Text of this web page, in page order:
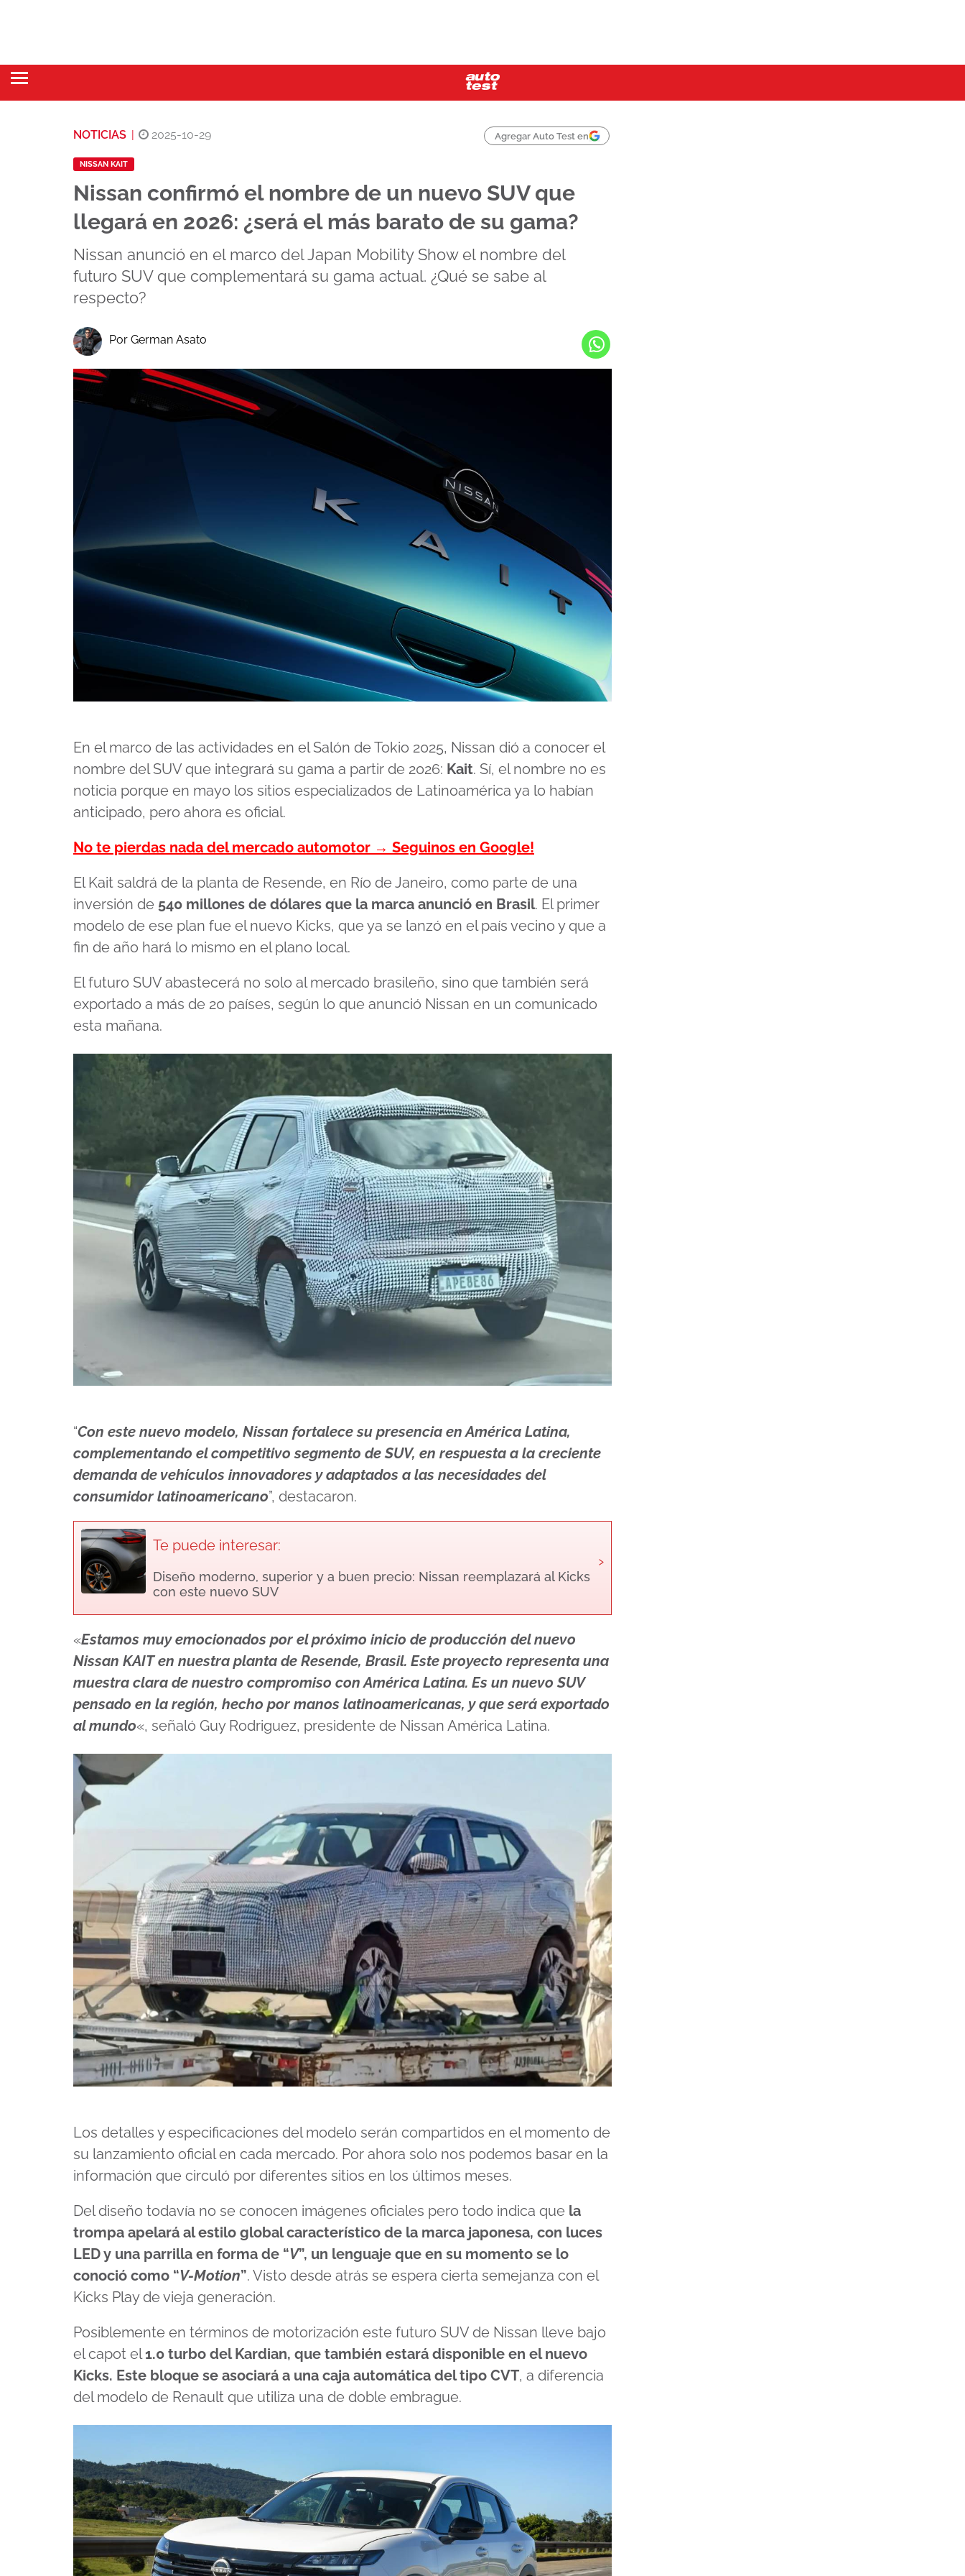
NOTICIAS 2025-10-29 Agregar Auto Test en
NISSAN KAIT
Nissan confirmó el nombre de un nuevo SUV que
llegará en 2026: ¿será el más barato de su gama?
Nissan anunció en el marco del Japan Mobility Show el nombre del
futuro SUV que complementará su gama actual. ¿Qué se sabe al
respecto?
Por German Asato
En el marco de las actividades en el Salón de Tokio 2025, Nissan dió a conocer el
nombre del SUV que integrará su gama a partir de 2026: Kait. Sí, el nombre no es
noticia porque en mayo los sitios especializados de Latinoamérica ya lo habían
anticipado, pero ahora es oficial.
No te pierdas nada del mercado automotor → Seguinos en Google!
El Kait saldrá de la planta de Resende, en Río de Janeiro, como parte de una
inversión de 540 millones de dólares que la marca anunció en Brasil. El primer
modelo de ese plan fue el nuevo Kicks, que ya se lanzó en el país vecino y que a
fin de año hará lo mismo en el plano local.
El futuro SUV abastecerá no solo al mercado brasileño, sino que también será
exportado a más de 20 países, según lo que anunció Nissan en un comunicado
esta mañana.
“Con este nuevo modelo, Nissan fortalece su presencia en América Latina,
complementando el competitivo segmento de SUV, en respuesta a la creciente
demanda de vehículos innovadores y adaptados a las necesidades del
consumidor latinoamericano”, destacaron.
Te puede interesar:
Diseño moderno, superior y a buen precio: Nissan reemplazará al Kicks
con este nuevo SUV
›
«Estamos muy emocionados por el próximo inicio de producción del nuevo
Nissan KAIT en nuestra planta de Resende, Brasil. Este proyecto representa una
muestra clara de nuestro compromiso con América Latina. Es un nuevo SUV
pensado en la región, hecho por manos latinoamericanas, y que será exportado
al mundo«, señaló Guy Rodriguez, presidente de Nissan América Latina.
Los detalles y especificaciones del modelo serán compartidos en el momento de
su lanzamiento oficial en cada mercado. Por ahora solo nos podemos basar en la
información que circuló por diferentes sitios en los últimos meses.
Del diseño todavía no se conocen imágenes oficiales pero todo indica que la
trompa apelará al estilo global característico de la marca japonesa, con luces
LED y una parrilla en forma de “V”, un lenguaje que en su momento se lo
conoció como “V-Motion”. Visto desde atrás se espera cierta semejanza con el
Kicks Play de vieja generación.
Posiblemente en términos de motorización este futuro SUV de Nissan lleve bajo
el capot el1.0 turbo del Kardian, que también estará disponible en el nuevo
Kicks. Este bloque se asociará a una caja automática del tipo CVT, a diferencia
del modelo de Renault que utiliza una de doble embrague.